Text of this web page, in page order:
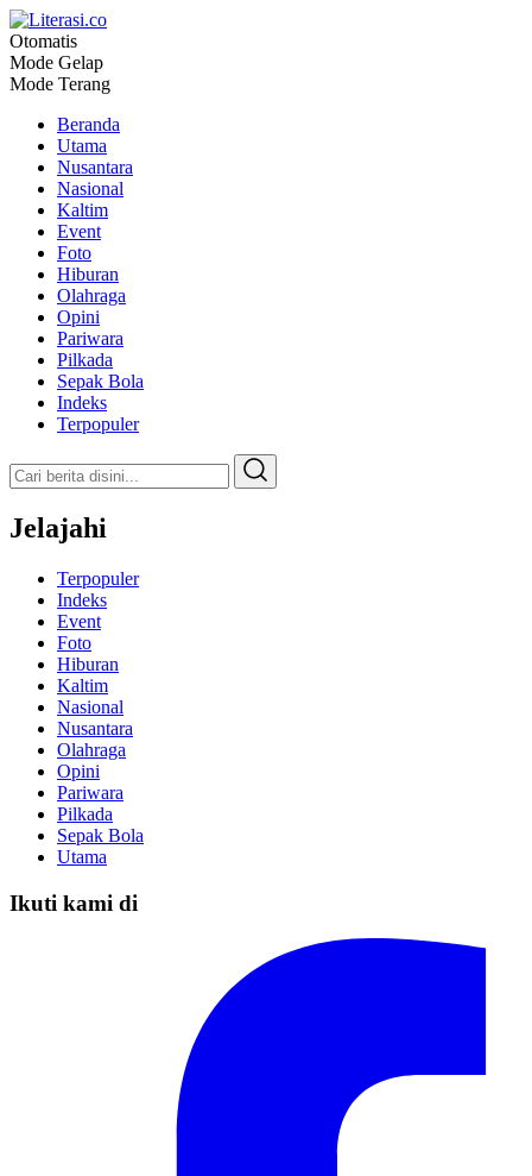
Literasi.co
Pilar Informasi
Otomatis
Mode Gelap
Mode Terang
Beranda
Utama
Nusantara
Nasional
Kaltim
Event
Foto
Hiburan
Olahraga
Opini
Pariwara
Pilkada
Sepak Bola
Indeks
Terpopuler
Jelajahi
Terpopuler
Indeks
Event
Foto
Hiburan
Kaltim
Nasional
Nusantara
Olahraga
Opini
Pariwara
Pilkada
Sepak Bola
Utama
Ikuti kami di